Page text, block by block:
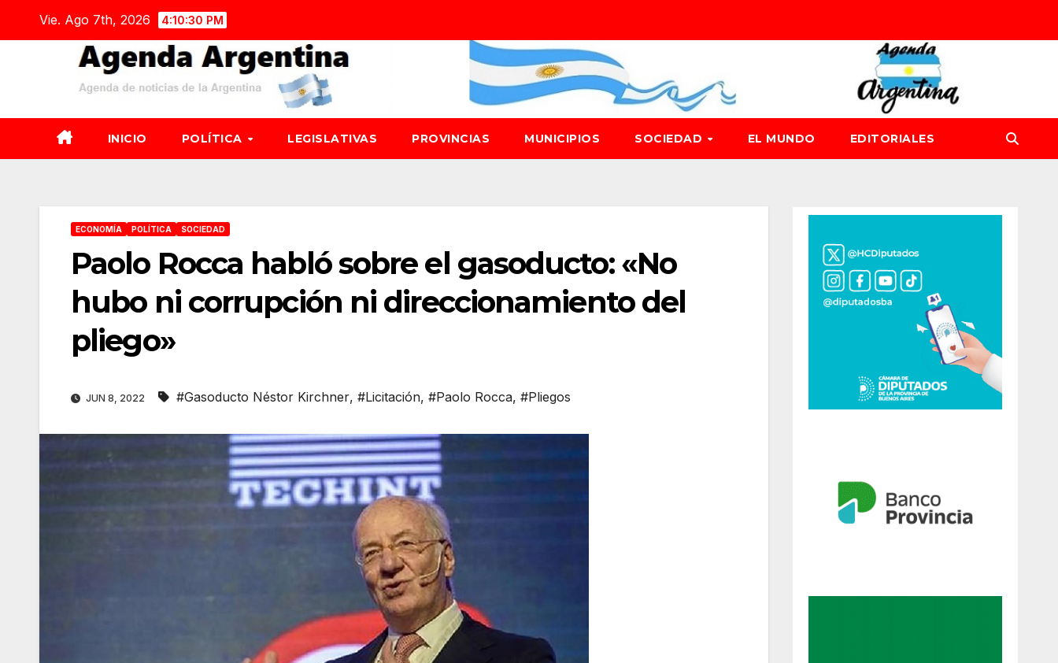
Vie. Ago 7th, 2026 4:10:31 PM
INICIO POLÍTICA LEGISLATIVAS PROVINCIAS MUNICIPIOS SOCIEDAD EL MUNDO EDITORIALES
ECONOMÍA POLÍTICA SOCIEDAD
Paolo Rocca habló sobre el gasoducto: «No
hubo ni corrupción ni direccionamiento del
pliego»
JUN 8, 2022 #Gasoducto Néstor Kirchner, #Licitación, #Paolo Rocca, #Pliegos